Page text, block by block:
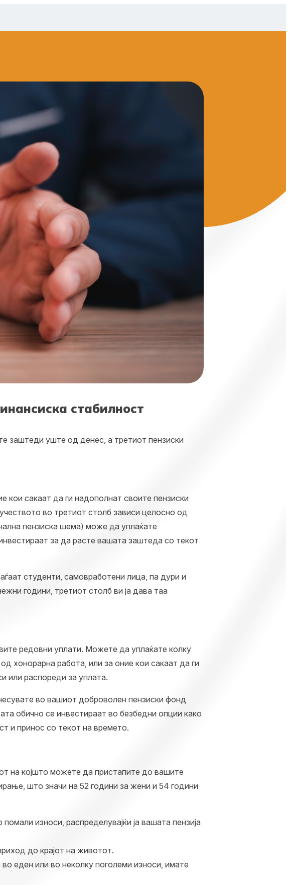
стабилност
заштеди уште од денес, а третиот пензиски
кои сакаат да ги надополнат своите пензиски
во третиот столб зависи целосно од
пензиска шема) може да уплаќате
за да расте вашата заштеда со текот
студенти, самовработени лица, па дури и
години, третиот столб ви ја дава таа
редовни уплати. Можете да уплаќате колку
хонорарна работа, или за оние кои сакаат да ги
или распореди за уплата.
во вашиот доброволен пензиски фонд
обично се инвестираат во безбедни опции како
и принос со текот на времето.
на којшто можете да пристапите до вашите
што значи на 52 години за жени и 54 години
износи, распределувајќи ја вашата пензија
до крајот на животот.
еден или во неколку поголеми износи, имате